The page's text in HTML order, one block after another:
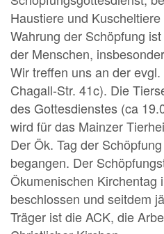
Haustiere und
Wahrung der Schöpfung
der Menschen,
Wir treffen uns an der
Chagall-Str. 41c). Die
des Gottesdienstes (ca
wird für das Mainzer
Der Ök. Tag der
begangen. Der
Ökumenischen Kirchentag
beschlossen und seitdem
Träger ist die ACK, die